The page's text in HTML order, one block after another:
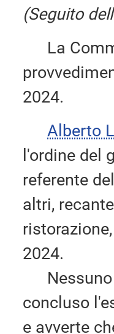
(Seguito
La
2024.
Alberto
l'ordine del
referente
altri,
2024.
Nessuno
concluso
e avverte